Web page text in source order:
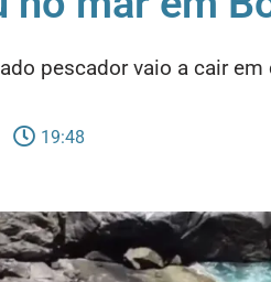
pescador vaio a cair
19:48